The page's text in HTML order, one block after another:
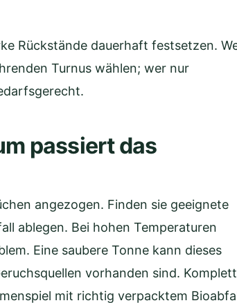
Rückstände dauerhaft festsetzen.
Turnus wählen; wer nur
passiert das
angezogen. Finden sie geeignete
ablegen. Bei hohen Temperaturen
Eine saubere Tonne kann dieses
vorhanden sind. Komplett
mit richtig verpacktem